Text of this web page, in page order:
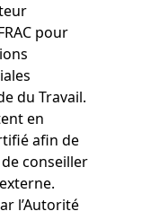
pour
du Travail.
en
afin de
conseiller
l’Autorité